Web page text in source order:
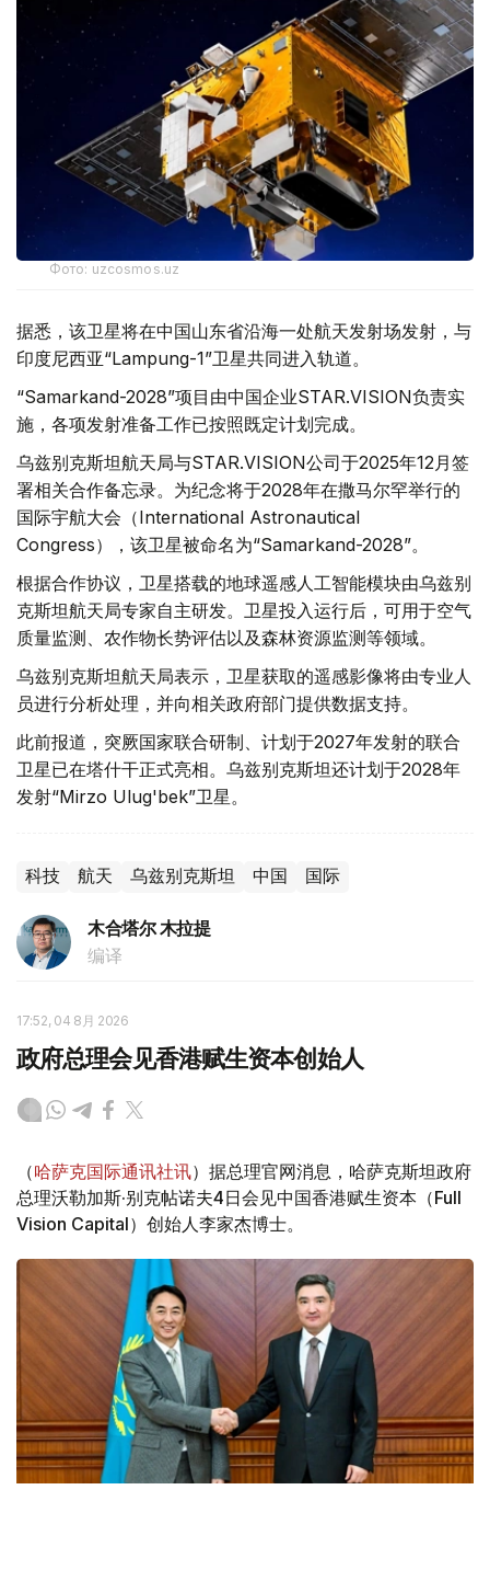
Фото: uzcosmos.uz
据悉，该卫星将在中国山东省沿海一处航天发射场发射，与
印度尼西亚“Lampung-1”卫星共同进入轨道。
“Samarkand-2028”项目由中国企业STAR.VISION负责实
施，各项发射准备工作已按照既定计划完成。
乌兹别克斯坦航天局与STAR.VISION公司于2025年12月签
署相关合作备忘录。为纪念将于2028年在撒马尔罕举行的
国际宇航大会（International Astronautical
Congress），该卫星被命名为“Samarkand-2028”。
根据合作协议，卫星搭载的地球遥感人工智能模块由乌兹别
克斯坦航天局专家自主研发。卫星投入运行后，可用于空气
质量监测、农作物长势评估以及森林资源监测等领域。
乌兹别克斯坦航天局表示，卫星获取的遥感影像将由专业人
员进行分析处理，并向相关政府部门提供数据支持。
此前报道，突厥国家联合研制、计划于2027年发射的联合
卫星已在塔什干正式亮相。乌兹别克斯坦还计划于2028年
发射“Mirzo Ulug'bek”卫星。
科技 航天 乌兹别克斯坦 中国 国际
木合塔尔 木拉提
编译
17:52, 04 8月 2026
政府总理会见香港赋生资本创始人
（哈萨克国际通讯社讯）据总理官网消息，哈萨克斯坦政府
总理沃勒加斯·别克帖诺夫4日会见中国香港赋生资本（Full
Vision Capital）创始人李家杰博士。